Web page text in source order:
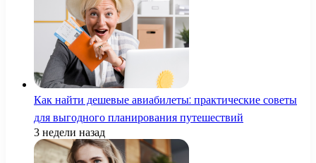
Как найти дешевые авиабилеты: практические советы
для выгодного планирования путешествий
3 недели назад